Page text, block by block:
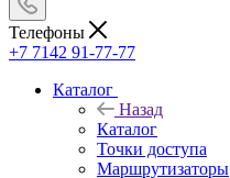
Телефоны
+7 7142 91-77-77
Каталог
Назад
Каталог
Точки доступа
Маршрутизаторы